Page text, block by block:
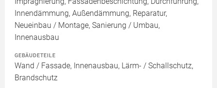
Innendämmung, Außendämmung, Reparatur,
Neueinbau / Montage, Sanierung / Umbau,
Innenausbau
GEBÄUDETEILE
Wand / Fassade, Innenausbau, Lärm- / Schallschutz,
Brandschutz